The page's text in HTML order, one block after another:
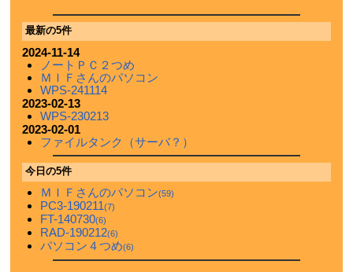
最新の5件
2024-11-14
ノートＰＣ２つめ
ＭＩＦさんのパソコン
WPS-241114
2023-02-13
WPS-230213
2023-02-01
ファイルタンク（サーバ？）
今日の5件
ＭＩＦさんのパソコン(59)
PC3-190211(7)
FT-140730(6)
RAD-190212(6)
パソコン４つめ(6)